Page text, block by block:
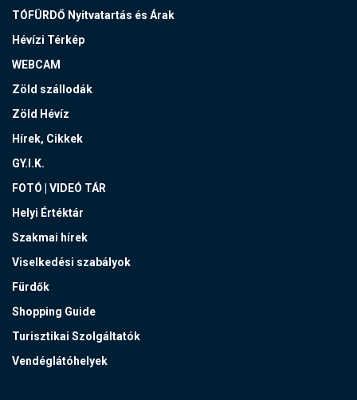
TÓFÜRDŐ Nyitvatartás és Árak
Hévízi Térkép
WEBCAM
Zöld szállodák
Zöld Hévíz
Hírek, Cikkek
GY.I.K.
FOTÓ | VIDEÓ TÁR
Helyi Értéktár
Szakmai hírek
Viselkedési szabályok
Fürdők
Shopping Guide
Turisztikai Szolgáltatók
Vendéglátóhelyek